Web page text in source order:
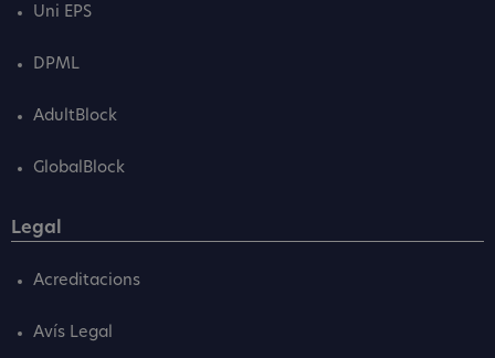
Uni EPS
DPML
AdultBlock
GlobalBlock
Legal
Acreditacions
Avís Legal